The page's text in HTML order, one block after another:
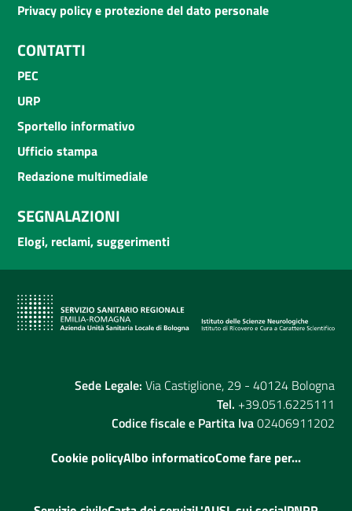
Privacy policy e protezione del dato personale
CONTATTI
PEC
URP
Sportello informativo
Ufficio stampa
Redazione multimediale
SEGNALAZIONI
Elogi, reclami, suggerimenti
Sede Legale: Via Castiglione, 29 - 40124 Bologna
Tel. +39.051.6225111
Codice fiscale e Partita Iva02406911202
Cookie policyAlbo informaticoCome fare per...